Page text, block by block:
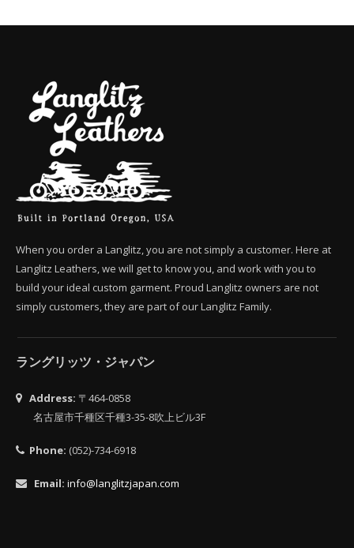
When you order a Langlitz, you are not simply a customer. Here at
Langlitz Leathers, we will get to know you, and work with you to
build your ideal custom garment. Proud Langlitz owners are not
simply customers, they are part of our Langlitz Family.
ラングリッツ・ジャパン
Address: 〒464-0858
名古屋市千種区千種3-35-8吹上ビル3F
Phone: (052)-734-6918
Email: info@langlitzjapan.com